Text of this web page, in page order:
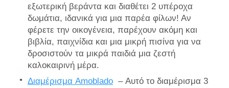
εξωτερική βεράντα και διαθέτει 2 υπέροχα
δωμάτια, ιδανικά για μια παρέα φίλων! Αν
φέρετε την οικογένεια, παρέχουν ακόμη και
βιβλία, παιχνίδια και μια μικρή πισίνα για να
δροσιστούν τα μικρά παιδιά μια ζεστή
καλοκαιρινή μέρα.
Διαμέρισμα Amoblado– Αυτό το διαμέρισμα 3